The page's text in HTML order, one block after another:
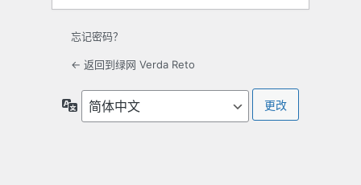
忘记密码？
← 返回到绿网 Verda Reto
言